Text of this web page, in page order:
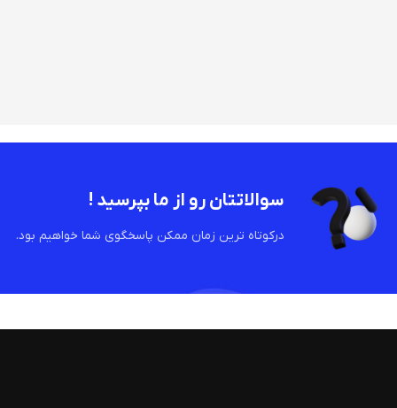
سوالاتتان رو از ما بپرسید !
درکوتاه ترین زمان ممکن پاسخگوی شما خواهیم بود.